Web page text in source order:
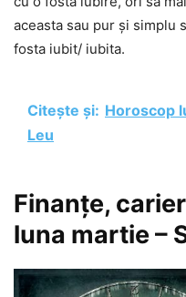
aceasta sau pur și simplu
fosta iubit/ iubita.
Citește și: Horoscop
Leu
Finanțe,
luna martie –